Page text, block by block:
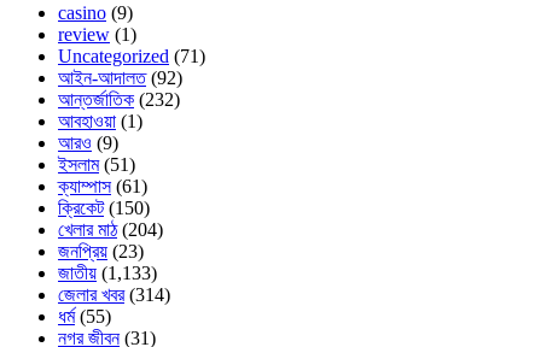
casino (9)
review (1)
Uncategorized (71)
আইন-আদালত(92)
আন্তর্জাতিক (232)
আবহাওয়া (1)
আরও (9)
ইসলাম(51)
ক্যাম্পাস(61)
ক্রিকেট(150)
খেলার মাঠ(204)
জনপ্রিয় (23)
জাতীয় (1,133)
জেলার খবর(314)
ধর্ম(55)
নগর জীবন(31)